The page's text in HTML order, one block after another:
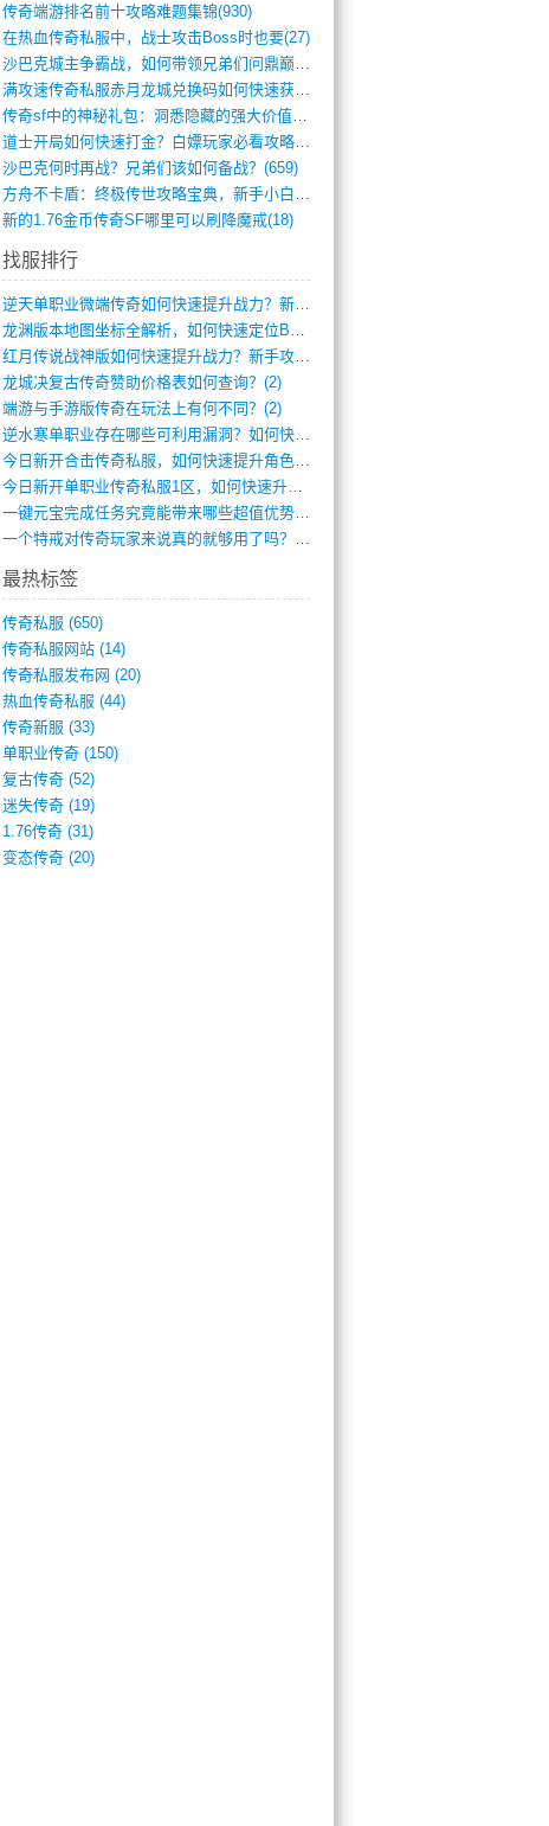
传奇端游排名前十攻略难题集锦(930)
在热血传奇私服中，战士攻击Boss时也要(27)
沙巴克城主争霸战，如何带领兄弟们问鼎巅峰(565)
满攻速传奇私服赤月龙城兑换码如何快速获取(676)
传奇sf中的神秘礼包：洞悉隐藏的强大价值(427)
道士开局如何快速打金？白嫖玩家必看攻略(5)
沙巴克何时再战？兄弟们该如何备战？(659)
方舟不卡盾：终极传世攻略宝典，新手小白逆(495)
新的1.76金币传奇SF哪里可以刷降魔戒(18)
找服排行
逆天单职业微端传奇如何快速提升战力？新手(4)
龙渊版本地图坐标全解析，如何快速定位BO(3)
红月传说战神版如何快速提升战力？新手攻略(3)
龙城决复古传奇赞助价格表如何查询？(2)
端游与手游版传奇在玩法上有何不同？(2)
逆水寒单职业存在哪些可利用漏洞？如何快速(1)
今日新开合击传奇私服，如何快速提升角色战(0)
今日新开单职业传奇私服1区，如何快速升级(0)
一键元宝完成任务究竟能带来哪些超值优势？(0)
一个特戒对传奇玩家来说真的就够用了吗？(0)
最热标签
传奇私服 (650)
传奇私服网站 (14)
传奇私服发布网 (20)
热血传奇私服 (44)
传奇新服 (33)
单职业传奇 (150)
复古传奇 (52)
迷失传奇 (19)
1.76传奇 (31)
变态传奇 (20)